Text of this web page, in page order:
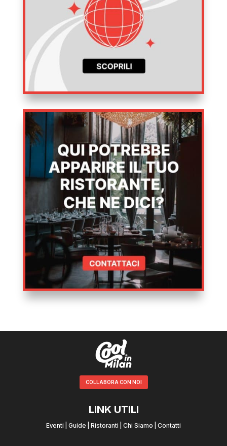
COLLABORA CON NOI
LINK UTILI
Eventi Guide Ristoranti Chi Siamo Contatti